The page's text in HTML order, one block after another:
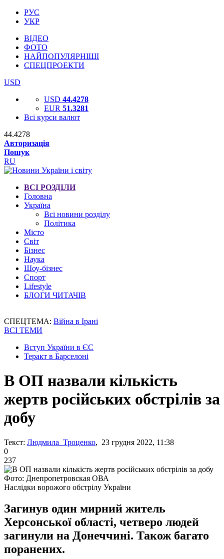
РУС
УКР
ВІДЕО
ФОТО
НАЙПОПУЛЯРНІШІ
СПЕЦПРОЕКТИ
USD
USD 44.4278
EUR 51.3281
Всі курси валют
44.4278
Авторизація
Пошук
RU
ВСІ РОЗДІЛИ
Головна
Україна
Всі новини розділу
Політика
Місто
Світ
Бізнес
Наука
Шоу-бізнес
Спорт
Lifestyle
БЛОГИ ЧИТАЧІВ
СПЕЦТЕМА: Війна в Ірані
ВСІ ТЕМИ
Вступ України в ЄС
Теракт в Барселоні
В ОП назвали кількість
жертв російських обстрілів за
добу
Текст: Людмила Троценко, 23 грудня 2022, 11:38
0
237
Фото: Днепропетровская ОВА
Наслідки ворожого обстрілу України
Загинув один мирний житель
Херсонської області, четверо людей
загинули на Донеччині. Також багато
поранених.